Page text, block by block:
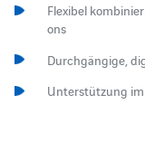
Flexibel
ons
Durchgängige,
Unterstützung